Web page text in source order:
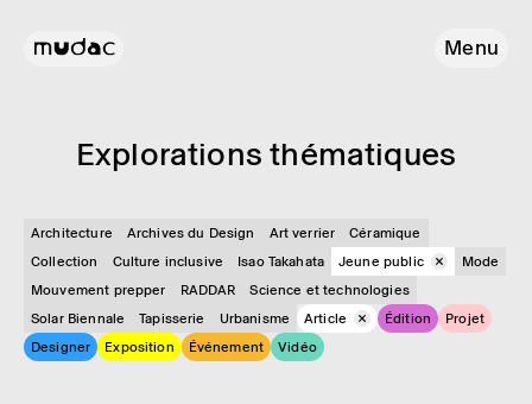
Menu
Explo­ra­tions théma­tiques
Architecture Archives du Design Art verrier
Céramique
Collection
Culture inclusive Isao Takahata Jeune public
Mode
Mouvement prepper
RADDAR
Science et technologies
Solar Biennale
Tapisserie Urbanisme Article Édition
Projet
Designer
Exposition Événement Vidéo